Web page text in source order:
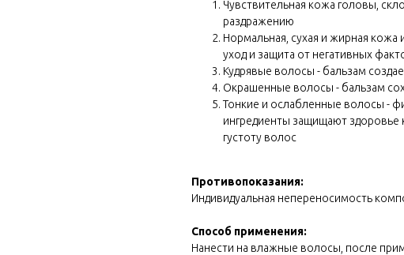
Чувствительная кожа головы,
раздражению
Нормальная, сухая и жирная
уход и защита от негативных
Кудрявые волосы - бальзам
Окрашенные волосы - бальзам
Тонкие и ослабленные волосы -
ингредиенты защищают здоровье
густоту волос
Противопоказания:
Индивидуальная непереносимость
Способ применения:
Нанести на влажные волосы, после